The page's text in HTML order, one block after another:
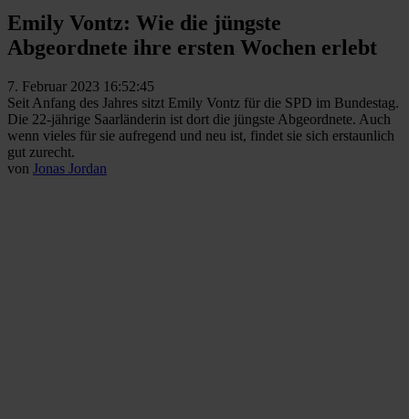
Emily Vontz: Wie die jüngste
Abgeordnete ihre ersten Wochen erlebt
7. Februar 2023 16:52:45
Seit Anfang des Jahres sitzt Emily Vontz für die SPD im Bundestag.
Die 22-jährige Saarländerin ist dort die jüngste Abgeordnete. Auch
wenn vieles für sie aufregend und neu ist, findet sie sich erstaunlich
gut zurecht.
von Jonas Jordan